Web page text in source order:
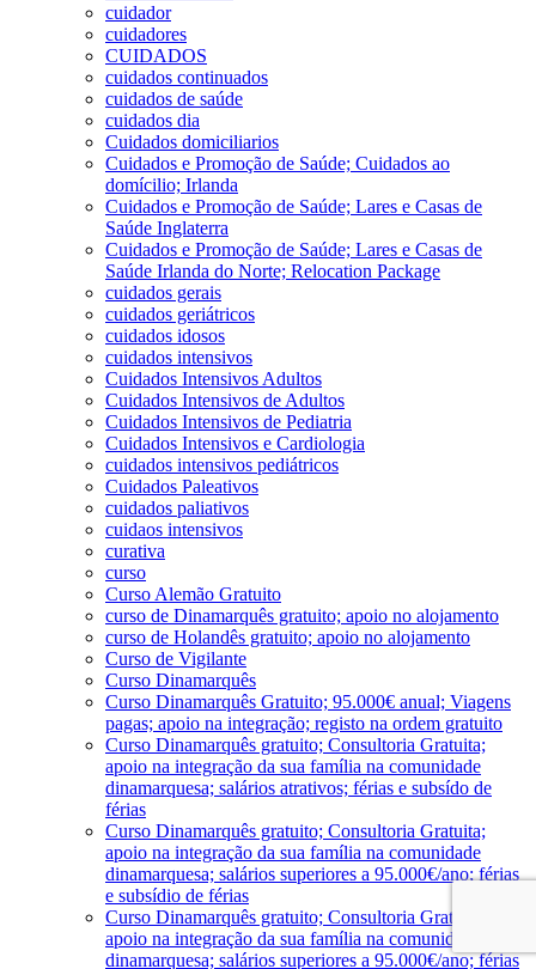
cuidador
cuidadores
CUIDADOS
cuidados continuados
cuidados de saúde
cuidados dia
Cuidados domiciliarios
Cuidados e Promoção de Saúde; Cuidados ao
domícilio; Irlanda
Cuidados e Promoção de Saúde; Lares e Casas de
Saúde Inglaterra
Cuidados e Promoção de Saúde; Lares e Casas de
Saúde Irlanda do Norte; Relocation Package
cuidados gerais
cuidados geriátricos
cuidados idosos
cuidados intensivos
Cuidados Intensivos Adultos
Cuidados Intensivos de Adultos
Cuidados Intensivos de Pediatria
Cuidados Intensivos e Cardiologia
cuidados intensivos pediátricos
Cuidados Paleativos
cuidados paliativos
cuidaos intensivos
curativa
curso
Curso Alemão Gratuito
curso de Dinamarquês gratuito; apoio no alojamento
curso de Holandês gratuito; apoio no alojamento
Curso de Vigilante
Curso Dinamarquês
Curso Dinamarquês Gratuito; 95.000€ anual; Viagens
pagas; apoio na integração; registo na ordem gratuito
Curso Dinamarquês gratuito; Consultoria Gratuita;
apoio na integração da sua família na comunidade
dinamarquesa; salários atrativos; férias e subsído de
férias
Curso Dinamarquês gratuito; Consultoria Gratuita;
apoio na integração da sua família na comunidade
dinamarquesa; salários superiores a 95.000€/ano; férias
e subsídio de férias
Curso Dinamarquês gratuito; Consultoria Gratuita;
apoio na integração da sua família na comunidade
dinamarquesa; salários superiores a 95.000€/ano; férias